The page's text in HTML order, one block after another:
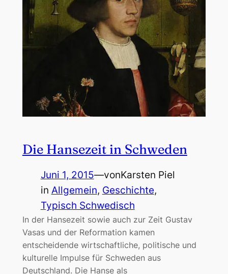
Die Hansezeit in Schweden
Juni 1, 2015—vonKarsten Piel
in Allgemein, Geschichte
Typisch Schwedisch
In der Hansezeit sowie auch zur Zeit Gustav
Vasas und der Reformation kamen
entscheidende wirtschaftliche, politische und
kulturelle Impulse für Schweden aus
Deutschland. Die Hanse als